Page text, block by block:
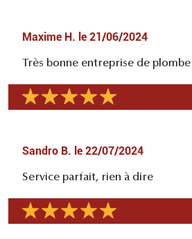
Maxime H. le 21/06/2024
Très bonne entreprise de
Sandro B. le 22/07/2024
Service parfait, rien à dire